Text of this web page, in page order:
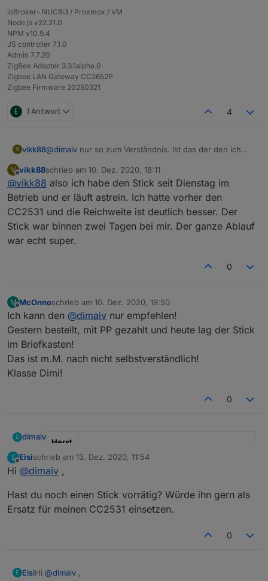
ioBroker- NUC8i3 / Proxmox / VM
Node.js v22.21.0
NPM v10.9.4
JS controller 7.1.0
Admin 7.7.20
ZigBee Adapter 3.3.1alpha.0
Zigbee LAN Gateway CC2652P
Zigbee Firmware 20250321
E 1 Antwort 4
V vikk88@dimaiv nur so zum Verständnis. Ist das der den ich
Gruß Viktor
V
Offline
vikk88schrieb am 10. Dez. 2020, 18:11
zuletzt editiert von
@vikk88 also ich habe den Stick seit Dienstag im
Betrieb und er läuft astrein. Ich hatte vorher den
CC2531 und die Reichweite ist deutlich besser. Der
Stick war binnen zwei Tagen bei mir. Der ganze Ablauf
war echt super.
0
M
Offline
McOnnoschrieb am 10. Dez. 2020, 19:50
zuletzt editiert von
Ich kann den @dimaiv nur empfehlen!
Gestern bestellt, mit PP gezahlt und heute lag der Stick
im Briefkasten!
Das ist m.M. nach nicht selbstverständlich!
Klasse Dimi!
0
D dimaiv
Herst
eller
" Ich "
Mode
Anza
Sofort verfügbar
45 €, Anfragen über Chat Nachricht oder
E
Offline
Eisischrieb am 13. Dez. 2020, 11:54
zuletzt editiert von
Hi @dimaiv ,
Hast du noch einen Stick vorrätig? Würde ihn gern als
Ersatz für meinen CC2531 einsetzen.
0
E EisiHi @dimaiv